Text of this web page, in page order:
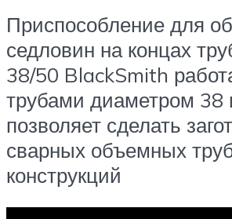
Приспособление для
седловин на концах
38/50 BlackSmith
трубами диаметром
позволяет сделать
сварных объемных
конструкций